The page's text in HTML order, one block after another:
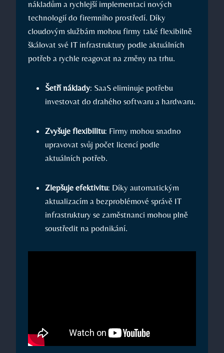
nákladům a rychlejší implementaci nových
technologií do firemního prostředí. Díky
cloudovým službám mohou firmy také flexibilně
škálovat své IT infrastruktury podle aktuálních
potřeb a rychle reagovat na změny na trhu.
Šetří náklady: SaaS eliminuje potřebu
investovat do drahého softwaru a hardwaru.
Zvyšuje flexibilitu: Firmy mohou snadno
upravovat svůj počet licencí podle
aktuálních potřeb.
Zlepšuje efektivitu: Díky automatickým
aktualizacím a bezproblémové správě IT
infrastruktury se zaměstnanci mohou plně
soustředit na podnikání.